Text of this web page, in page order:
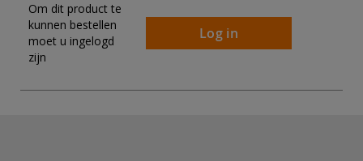
Om dit product te
kunnen bestellen
moet u ingelogd
zijn
Log in